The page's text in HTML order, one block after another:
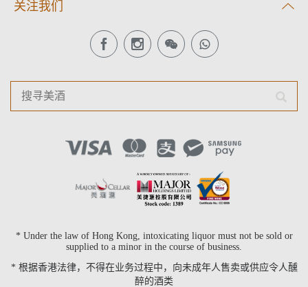
关注我们
* Under the law of Hong Kong, intoxicating liquor must not be sold or
supplied to a minor in the course of business.
* 根据香港法律，不得在业务过程中，向未成年人售卖或供应令人醺
醉的酒类